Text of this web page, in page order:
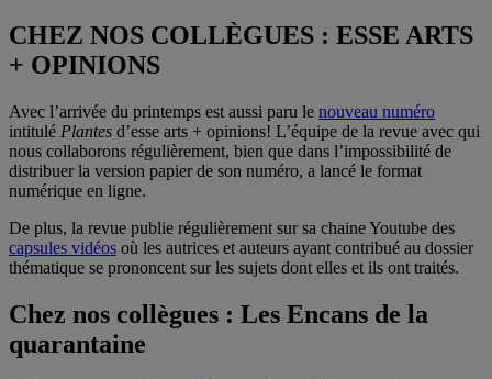
CHEZ NOS COLLÈGUES : ESSE ARTS
+ OPINIONS
Avec l’arrivée du printemps est aussi paru le nouveau numéro
intitulé Plantes d’esse arts + opinions! L’équipe de la revue avec qui
nous collaborons régulièrement, bien que dans l’impossibilité de
distribuer la version papier de son numéro, a lancé le format
numérique en ligne.
De plus, la revue publie régulièrement sur sa chaine Youtube des
capsules vidéos où les autrices et auteurs ayant contribué au dossier
thématique se prononcent sur les sujets dont elles et ils ont traités.
Chez nos collègues : Les Encans de la
quarantaine